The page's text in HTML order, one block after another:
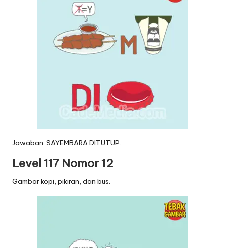
Jawaban: SAYEMBARA DITUTUP.
Level 117 Nomor 12
Gambar kopi, pikiran, dan bus.